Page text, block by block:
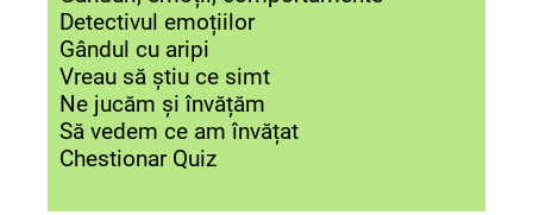
Detectivul emoțiilor
Gândul cu aripi
Vreau să știu ce simt
Ne jucăm și învățăm
Să vedem ce am învățat
Chestionar Quiz